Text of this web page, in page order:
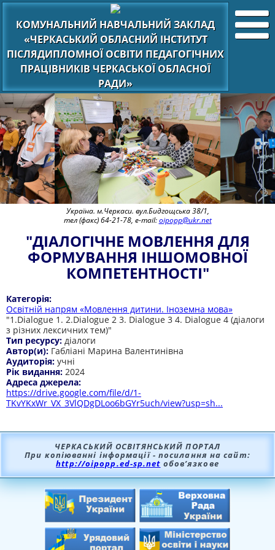
КОМУНАЛЬНИЙ НАВЧАЛЬНИЙ ЗАКЛАД
«ЧЕРКАСЬКИЙ ОБЛАСНИЙ ІНСТИТУТ
ПІСЛЯДИПЛОМНОЇ ОСВІТИ ПЕДАГОГІЧНИХ
ПРАЦІВНИКІВ ЧЕРКАСЬКОЇ ОБЛАСНОЇ
РАДИ»
Україна. м.Черкаси. вул.Бидгощська 38/1,
тел (факс) 64-21-78, e-mail:oipopp@ukr.net
"ДІАЛОГІЧНЕ МОВЛЕННЯ ДЛЯ
ФОРМУВАННЯ ІНШОМОВНОЇ
КОМПЕТЕНТНОСТІ"
Категорія:
Освітній напрям «Мовлення дитини. Іноземна мова»
"1.Dialogue 1. 2.Dialogue 2 3. Dialogue 3 4. Dialogue 4 (діалоги
з різних лексичних тем)"
Тип ресурсу: діалоги
Автор(и): Габліані Марина Валентинівна
Аудиторія: учні
Рік видання: 2024
Адреса джерела:
https://drive.google.com/file/d/1-
TKvYKxWr_VX_3VlQDgDLoo6bGYr5uch/view?usp=sh...
ЧЕРКАСЬКИЙ ОСВІТЯНСЬКИЙ ПОРТАЛ
При копіюванні інформації - посилання на сайт:
http://oipopp.ed-sp.net обов’язкове